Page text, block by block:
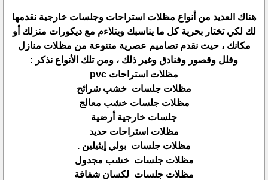
هناك العديد من أنواع مظلات استراحات وجلسات خارجية نقدمها
لك لكي تختار بحرية كل ما يناسبك ويتلاءم مع ديكورات منزلك أو
مكانك ، حيث نقدم تصاميم عصرية متنوعة من مظلات منازل
وفلل وقصور وفنادق وغير ذلك ، ومن تلك الأنواع نذكر :
مظلات استراحات pvc
مظلات جلسات خشب شرائح
مظلات جلسات خشب معالج
جلسات خارجية أرضية
مظلات استراحات حديد
مظلات جلسات بولي إيثيلين .
مظلات جلسات خشب مجدول
مظلات جلسات لكسان شفافة